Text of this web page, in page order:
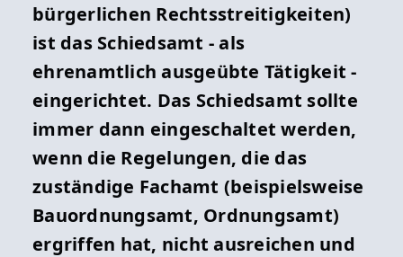
bürgerlichen Rechtsstreitigkeiten)
ist das Schiedsamt - als
ehrenamtlich ausgeübte Tätigkeit -
eingerichtet. Das Schiedsamt sollte
immer dann eingeschaltet werden,
wenn die Regelungen, die das
zuständige Fachamt (beispielsweise
Bauordnungsamt, Ordnungsamt)
ergriffen hat, nicht ausreichen und